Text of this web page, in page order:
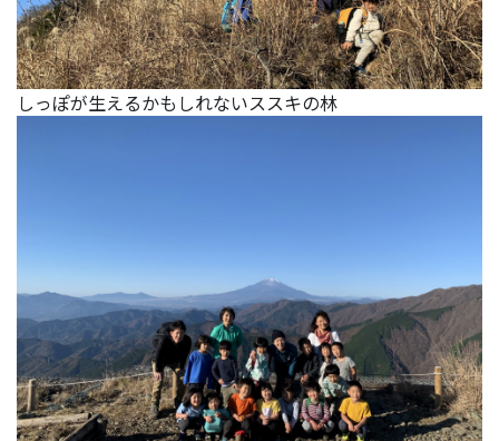
しっぽが生えるかもしれないススキの林